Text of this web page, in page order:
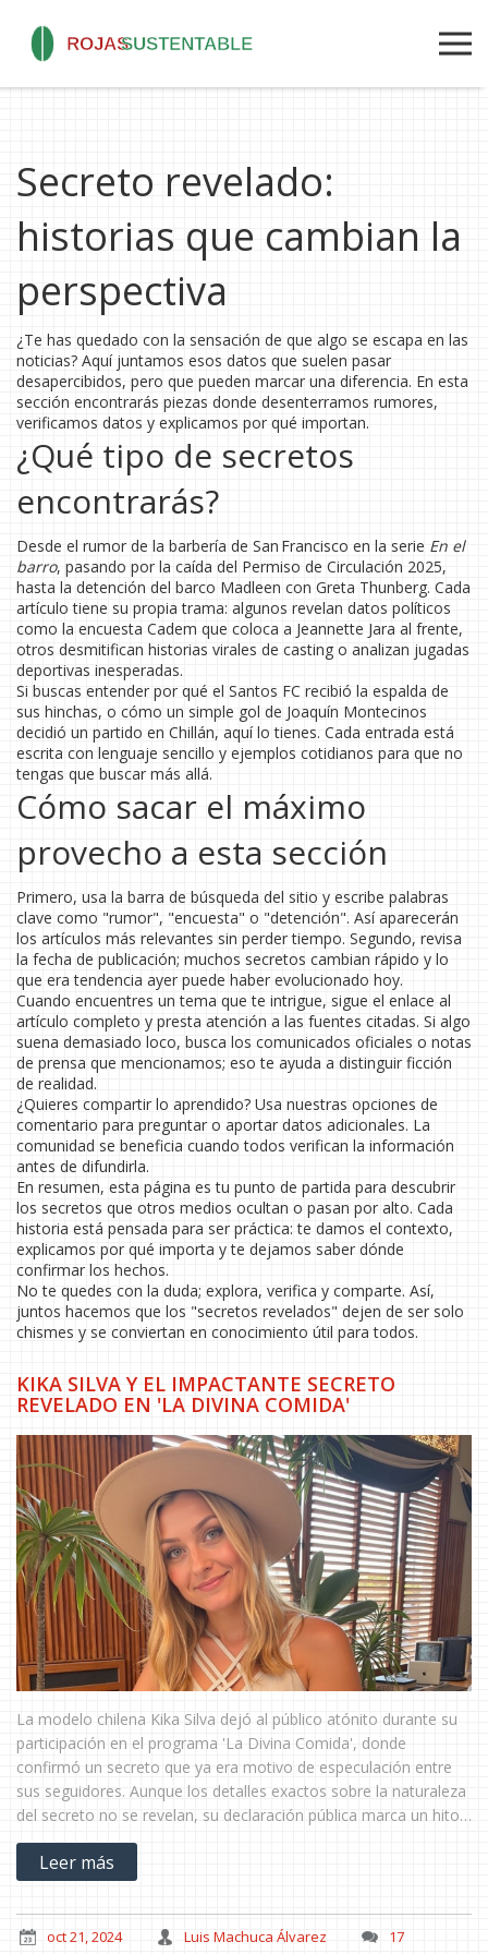
Secreto revelado:
historias que cambian la
perspectiva
¿Te has quedado con la sensación de que algo se escapa en las
noticias? Aquí juntamos esos datos que suelen pasar
desapercibidos, pero que pueden marcar una diferencia. En esta
sección encontrarás piezas donde desenterramos rumores,
verificamos datos y explicamos por qué importan.
¿Qué tipo de secretos
encontrarás?
Desde el rumor de la barbería de San Francisco en la serie En el
barro, pasando por la caída del Permiso de Circulación 2025,
hasta la detención del barco Madleen con Greta Thunberg. Cada
artículo tiene su propia trama: algunos revelan datos políticos
como la encuesta Cadem que coloca a Jeannette Jara al frente,
otros desmitifican historias virales de casting o analizan jugadas
deportivas inesperadas.
Si buscas entender por qué el Santos FC recibió la espalda de
sus hinchas, o cómo un simple gol de Joaquín Montecinos
decidió un partido en Chillán, aquí lo tienes. Cada entrada está
escrita con lenguaje sencillo y ejemplos cotidianos para que no
tengas que buscar más allá.
Cómo sacar el máximo
provecho a esta sección
Primero, usa la barra de búsqueda del sitio y escribe palabras
clave como "rumor", "encuesta" o "detención". Así aparecerán
los artículos más relevantes sin perder tiempo. Segundo, revisa
la fecha de publicación; muchos secretos cambian rápido y lo
que era tendencia ayer puede haber evolucionado hoy.
Cuando encuentres un tema que te intrigue, sigue el enlace al
artículo completo y presta atención a las fuentes citadas. Si algo
suena demasiado loco, busca los comunicados oficiales o notas
de prensa que mencionamos; eso te ayuda a distinguir ficción
de realidad.
¿Quieres compartir lo aprendido? Usa nuestras opciones de
comentario para preguntar o aportar datos adicionales. La
comunidad se beneficia cuando todos verifican la información
antes de difundirla.
En resumen, esta página es tu punto de partida para descubrir
los secretos que otros medios ocultan o pasan por alto. Cada
historia está pensada para ser práctica: te damos el contexto,
explicamos por qué importa y te dejamos saber dónde
confirmar los hechos.
No te quedes con la duda; explora, verifica y comparte. Así,
juntos hacemos que los "secretos revelados" dejen de ser solo
chismes y se conviertan en conocimiento útil para todos.
KIKA SILVA Y EL IMPACTANTE SECRETO
REVELADO EN 'LA DIVINA COMIDA'
La modelo chilena Kika Silva dejó al público atónito durante su
participación en el programa 'La Divina Comida', donde
confirmó un secreto que ya era motivo de especulación entre
sus seguidores. Aunque los detalles exactos sobre la naturaleza
del secreto no se revelan, su declaración pública marca un hito
importante, abordando directamente este tema discutido por
mucho tiempo en su vida personal o profesional.
Leer más
oct 21, 2024 Luis Machuca Álvarez 17